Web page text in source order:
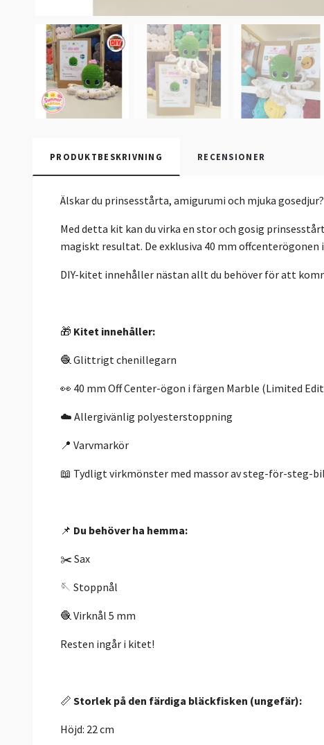
PRODUKTBESKRIVNING RECENSIONER
Älskar du prinsesstårta, amigurumi och mjuka
Med detta kit kan du virka en stor och gosig
magiskt resultat. De exklusiva 40 mm
DIY-kitet innehåller nästan allt du behöver för att
🎁 Kitet innehåller:
🧶 Glittrigt chenillegarn
👀 40 mm Off Center-ögon i färgen Marble (Limited
☁️ Allergivänlig polyesterstoppning
📍 Varvmarkör
📖 Tydligt virkmönster med massor av steg-för-steg-
📌 Du behöver ha hemma:
✂️ Sax
🪡 Stoppnål
🧶 Virknål 5 mm
Resten ingår i kitet!
📏 Storlek på den färdiga bläckfisken (ungefär):
Höjd: 22 cm